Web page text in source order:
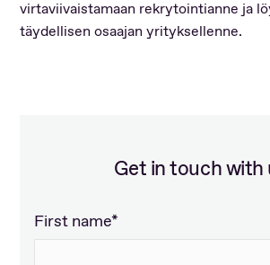
virtaviivaistamaan rekrytointianne ja
täydellisen osaajan yrityksellenne.
Get in touch with
First name*